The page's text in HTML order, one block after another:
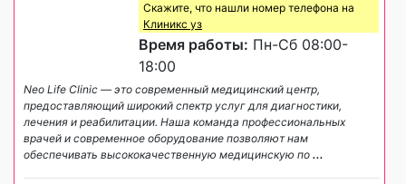
Скажите, что нашли номер телефона на
Клиникс уз
Время работы: Пн-Сб 08:00-
18:00
Neo Life Clinic — это современный медицинский центр,
предоставляющий широкий спектр услуг для диагностики,
лечения и реабилитации. Наша команда профессиональных
врачей и современное оборудование позволяют нам
обеспечивать высококачественную медицинскую по ...